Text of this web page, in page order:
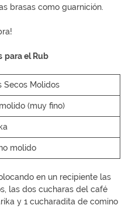
brasas como guarnición.
para el Rub
Secos Molidos
(muy fino)
molido
en un recipiente las
las dos cucharas del café
y 1 cucharadita de comino